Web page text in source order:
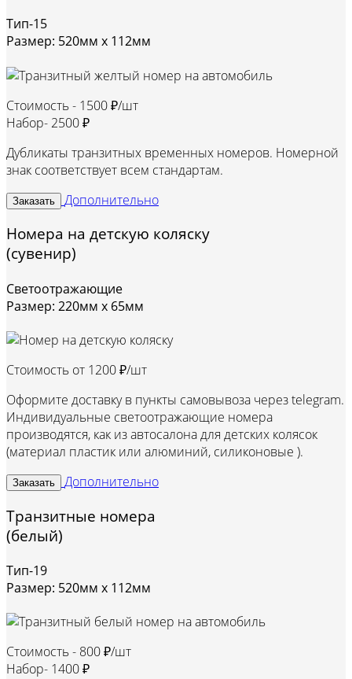
Тип-15
Размер: 520мм х 112мм
Стоимость - 1500 ₽/шт
Набор- 2500 ₽
Дубликаты транзитных временных номеров. Номерной
знак соответствует всем стандартам.
Заказать Дополнительно
Номера на детскую коляску
(сувенир)
Светоотражающие
Размер: 220мм х 65мм
Стоимость от 1200 ₽/шт
Оформите доставку в пункты самовывоза через telegram.
Индивидуальные светоотражающие номера
производятся, как из автосалона для детских колясок
(материал пластик или алюминий, силиконовые ).
Заказать Дополнительно
Транзитные номера
(белый)
Тип-19
Размер: 520мм х 112мм
Стоимость - 800 ₽/шт
Набор- 1400 ₽